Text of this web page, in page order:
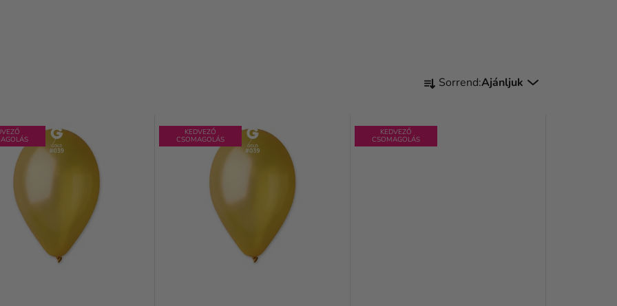
T
R
M
Sorrend:Ajánljuk
KEDVEZŐ
CSOMAGOLÁS
KEDVEZŐ
CSOMAGOLÁS